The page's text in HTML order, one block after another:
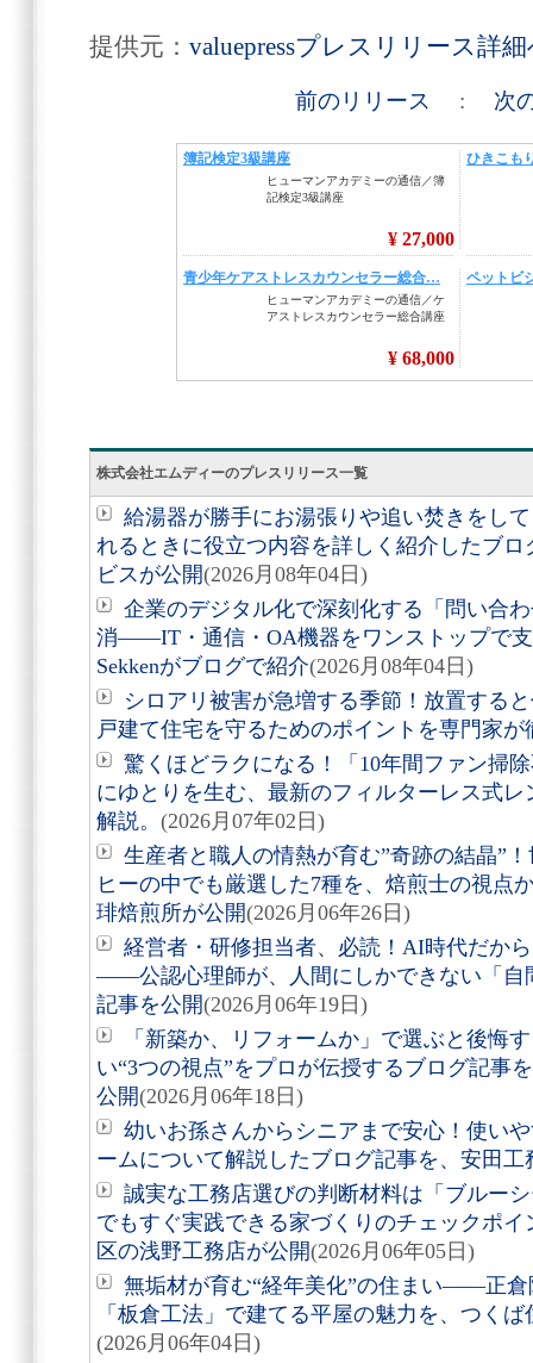
提供元： valuepressプレスリリース詳
前のリリース : 次
株式会社エムディーのプレスリリース一覧
給湯器が勝手にお湯張りや追い焚きをし
れるときに役立つ内容を詳しく紹介したブ
ビスが公開(2026月08年04日)
企業のデジタル化で深刻化する「問い合
消――IT・通信・OA機器をワンストップで
Sekkenがブログで紹介(2026月08年04日)
シロアリ被害が急増する季節！放置する
戸建て住宅を守るためのポイントを専門家が
驚くほどラクになる！「10年間ファン掃
にゆとりを生む、最新のフィルターレス式
解説。 (2026月07年02日)
生産者と職人の情熱が育む”奇跡の結晶”
ヒーの中でも厳選した7種を、焙煎士の視点
琲焙煎所が公開(2026月06年26日)
経営者・研修担当者、必読！AI時代だか
――公認心理師が、人間にしかできない「自
記事を公開(2026月06年19日)
「新築か、リフォームか」で選ぶと後悔
い“3つの視点”をプロが伝授するブログ記事
公開(2026月06年18日)
幼いお孫さんからシニアまで安心！使い
ームについて解説したブログ記事を、安田工
誠実な工務店選びの判断材料は「ブルー
でもすぐ実践できる家づくりのチェックポ
区の浅野工務店が公開(2026月06年05日)
無垢材が育む“経年美化”の住まい――正倉
「板倉工法」で建てる平屋の魅力を、つく
(2026月06年04日)